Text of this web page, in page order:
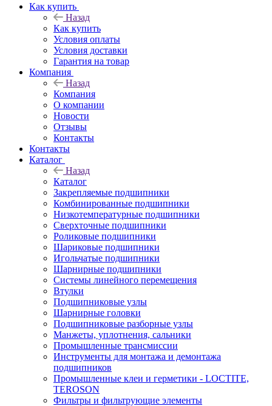
Как купить
Назад
Как купить
Условия оплаты
Условия доставки
Гарантия на товар
Компания
Назад
Компания
О компании
Новости
Отзывы
Контакты
Контакты
Каталог
Назад
Каталог
Закрепляемые подшипники
Комбинированные подшипники
Низкотемпературные подшипники
Сверхточные подшипники
Роликовые подшипники
Шариковые подшипники
Игольчатые подшипники
Шарнирные подшипники
Системы линейного перемещения
Втулки
Подшипниковые узлы
Шарнирные головки
Подшипниковые разборные узлы
Манжеты, уплотнения, сальники
Промышленные трансмиссии
Инструменты для монтажа и демонтажа
подшипников
Промышленные клеи и герметики - LOCTITE,
TEROSON
Фильтры и фильтрующие элементы